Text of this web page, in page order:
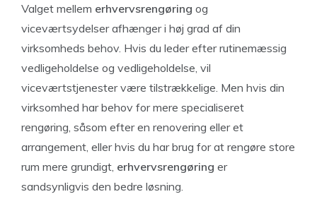
Valget mellem erhvervsrengøring og
viceværtsydelser afhænger i høj grad af din
virksomheds behov. Hvis du leder efter rutinemæssig
vedligeholdelse og vedligeholdelse, vil
viceværtstjenester være tilstrækkelige. Men hvis din
virksomhed har behov for mere specialiseret
rengøring, såsom efter en renovering eller et
arrangement, eller hvis du har brug for at rengøre store
rum mere grundigt, erhvervsrengøring er
sandsynligvis den bedre løsning.